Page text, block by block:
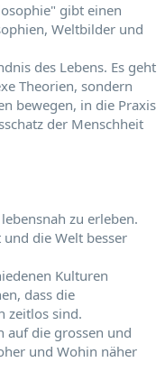
gibt einen
Weltbilder und
des Lebens. Es geht
Theorien, sondern
bewegen, in die Praxis
der Menschheit
zu erleben.
die Welt besser
Kulturen
dass die
zeitlos sind.
auf die grossen und
und Wohin näher